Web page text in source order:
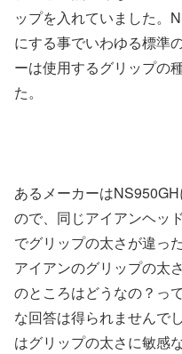
ップを入れていました。
にする事でいわゆる標準
ーは使用するグリップの
た。
あるメーカーは
ので、同じアイアンヘッ
でグリップの太さが違っ
アイアンのグリップの太
のところはどうなの？っ
な回答は得られませんで
はグリップの太さに敏感